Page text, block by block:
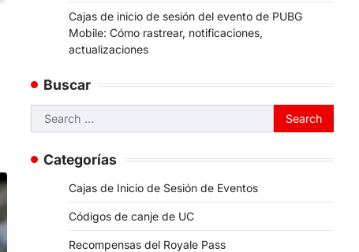
Cajas de inicio de sesión del evento de PUBG
Mobile: Cómo rastrear, notificaciones,
actualizaciones
Buscar
Search
for:
Categorías
Cajas de Inicio de Sesión de Eventos
Códigos de canje de UC
Recompensas del Royale Pass